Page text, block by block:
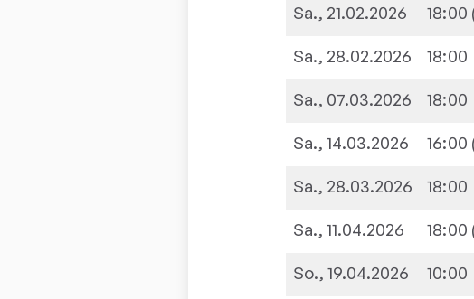
Sa., 21.02.2026 18:00
Sa., 28.02.2026 18:00
Sa., 07.03.2026 18:00
Sa., 14.03.2026 16:00
Sa., 28.03.2026 18:00
Sa., 11.04.2026 18:00
So., 19.04.2026 10:00